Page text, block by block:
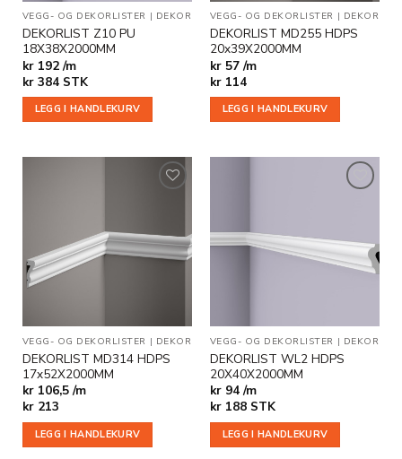
VEGG- OG DEKORLISTER | DEKOR
DEKORLIST Z10 PU
18X38X2000MM
kr 192 /m
kr384 STK
LEGG I HANDLEKURV
VEGG- OG DEKORLISTER | DEKOR
DEKORLIST MD255 HDPS
20x39X2000MM
kr 57 /m
kr114
LEGG I HANDLEKURV
i
ønskeliste
VEGG- OG DEKORLISTER | DEKOR
DEKORLIST MD314 HDPS
17x52X2000MM
kr 106,5 /m
kr213
LEGG I HANDLEKURV
ønskeliste
VEGG- OG DEKORLISTER | DEKOR
DEKORLIST WL2 HDPS
20X40X2000MM
kr 94 /m
kr188 STK
LEGG I HANDLEKURV